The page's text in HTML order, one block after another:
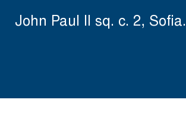
John Paul II sq. c. 2, Sofia.